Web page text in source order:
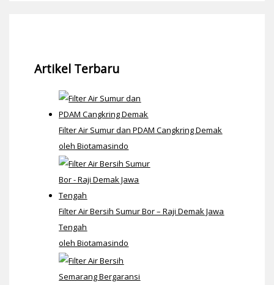
Artikel Terbaru
Filter Air Sumur dan PDAM Cangkring Demak
oleh Biotamasindo
Filter Air Bersih Sumur Bor – Raji Demak Jawa
Tengah
oleh Biotamasindo